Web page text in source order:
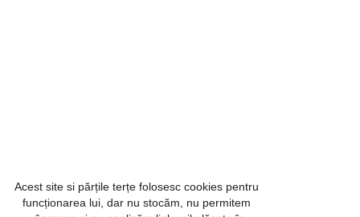
Acest site si părțile terțe folosesc cookies pentru
funcționarea lui, dar nu stocăm, nu permitem